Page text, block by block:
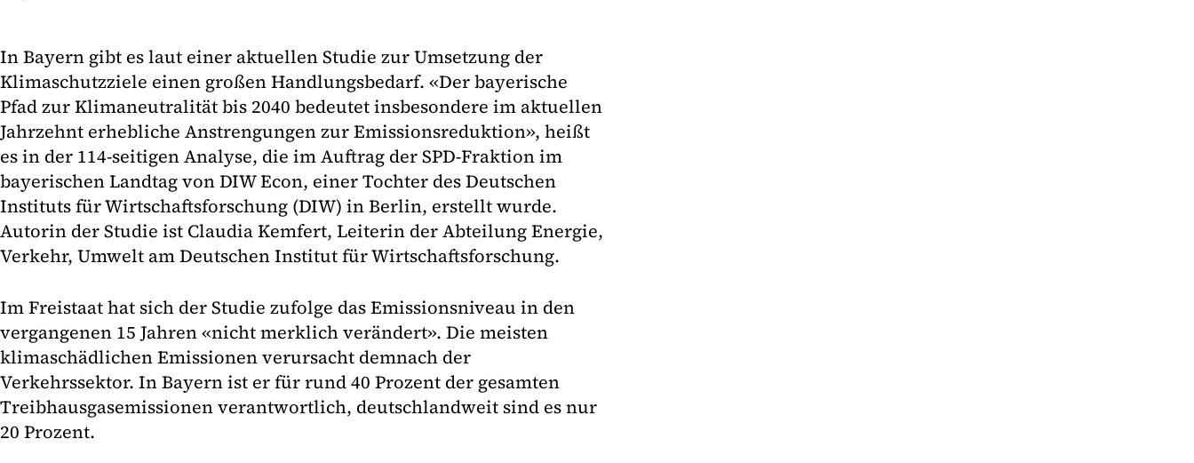
In Bayern gibt es laut einer aktuellen Studie zur Umsetzung der
Klimaschutzziele einen großen Handlungsbedarf. «Der bayerische
Pfad zur Klimaneutralität bis 2040 bedeutet insbesondere im aktuellen
Jahrzehnt erhebliche Anstrengungen zur Emissionsreduktion», heißt
es in der 114-seitigen Analyse, die im Auftrag der SPD-Fraktion im
bayerischen Landtag von DIW Econ, einer Tochter des Deutschen
Instituts für Wirtschaftsforschung (DIW) in Berlin, erstellt wurde.
Autorin der Studie ist Claudia Kemfert, Leiterin der Abteilung Energie,
Verkehr, Umwelt am Deutschen Institut für Wirtschaftsforschung.
Im Freistaat hat sich der Studie zufolge das Emissionsniveau in den
vergangenen 15 Jahren «nicht merklich verändert». Die meisten
klimaschädlichen Emissionen verursacht demnach der
Verkehrssektor. In Bayern ist er für rund 40 Prozent der gesamten
Treibhausgasemissionen verantwortlich, deutschlandweit sind es nur
20 Prozent.